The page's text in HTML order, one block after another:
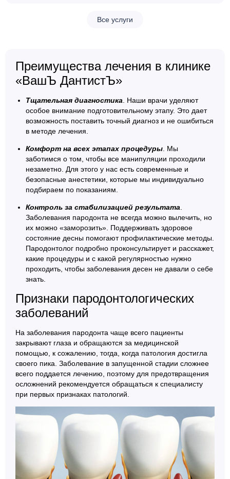
Все услуги
Преимущества лечения в клинике
«ВашЪ ДантистЪ»
Тщательная диагностика. Наши врачи уделяют
особое внимание подготовительному этапу. Это дает
возможность поставить точный диагноз и не ошибиться
в методе лечения.
Комфорт на всех этапах процедуры. Мы
заботимся о том, чтобы все манипуляции проходили
незаметно. Для этого у нас есть современные и
безопасные анестетики, которые мы индивидуально
подбираем по показаниям.
Контроль за стабилизацией результата.
Заболевания пародонта не всегда можно вылечить, но
их можно «заморозить». Поддерживать здоровое
состояние десны помогают профилактические методы.
Пародонтолог подробно проконсультирует и расскажет,
какие процедуры и с какой регулярностью нужно
проходить, чтобы заболевания десен не давали о себе
знать.
Признаки пародонтологических
заболеваний
На заболевания пародонта чаще всего пациенты
закрывают глаза и обращаются за медицинской
помощью, к сожалению, тогда, когда патология достигла
своего пика. Заболевание в запущенной стадии сложнее
всего поддается лечению, поэтому для предотвращения
осложнений рекомендуется обращаться к специалисту
при первых признаках патологий.